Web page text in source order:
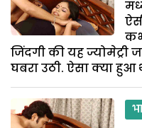
जिंदगी की यह
घबरा उठी. ऐसा क्या